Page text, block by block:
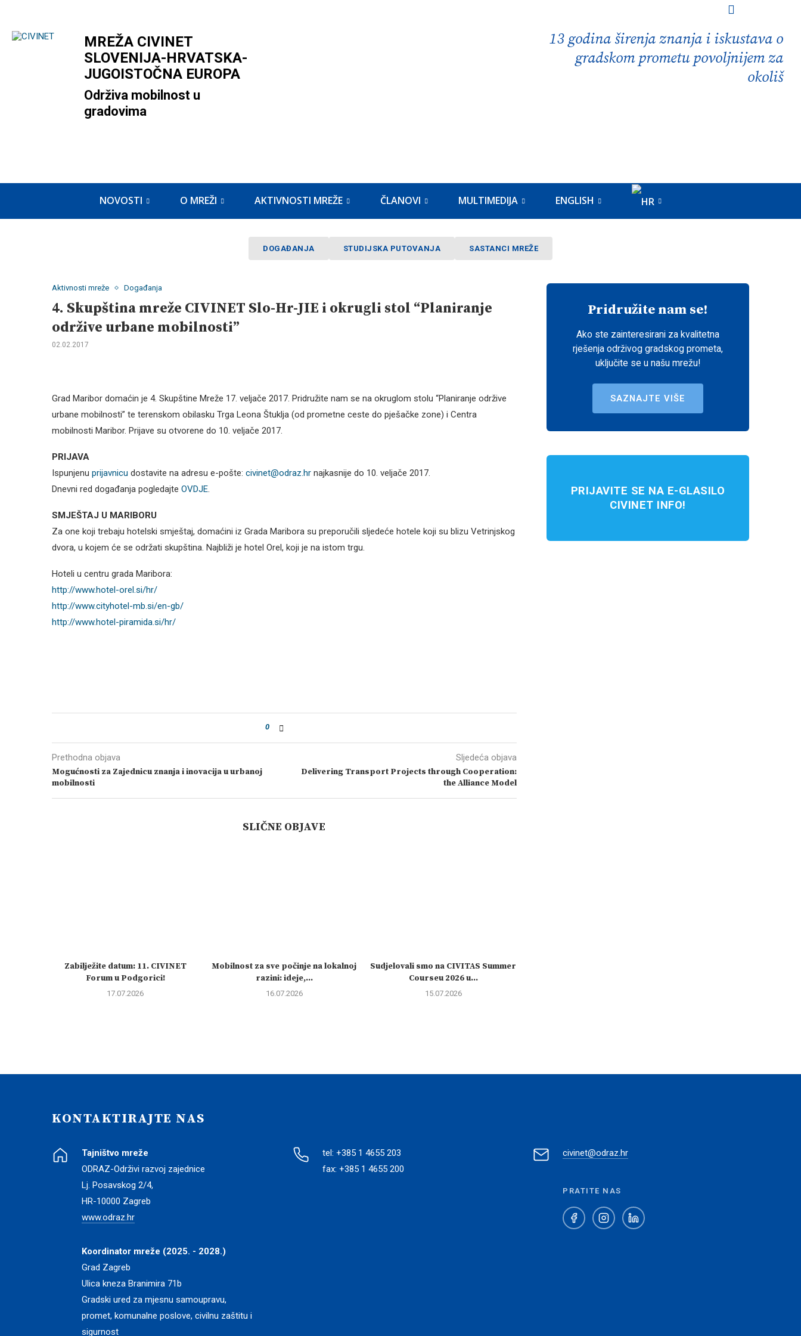
MREŽA CIVINET
SLOVENIJA-HRVATSKA-
JUGOISTOČNA EUROPA
Održiva mobilnost u
gradovima
13 godina širenja znanja i iskustava o
gradskom prometu povoljnijem za
okoliš
NOVOSTI O MREŽI AKTIVNOSTI MREŽE ČLANOVI MULTIMEDIJA ENGLISH
DOGAĐANJA STUDIJSKA PUTOVANJA SASTANCI MREŽE
Aktivnosti mreže Događanja
4. Skupština mreže CIVINET Slo-Hr-JIE i okrugli stol “Planiranje
održive urbane mobilnosti”
02.02.2017
Grad Maribor domaćin je 4. Skupštine Mreže 17. veljače 2017. Pridružite nam se na okruglom stolu “Planiranje održive
urbane mobilnosti” te terenskom obilasku Trga Leona Štuklja (od prometne ceste do pješačke zone) i Centra
mobilnosti Maribor. Prijave su otvorene do 10. veljače 2017.
PRIJAVA
Ispunjenu prijavnicu dostavite na adresu e-pošte: civinet@odraz.hr najkasnije do 10. veljače 2017.
Dnevni red događanja pogledajte OVDJE.
SMJEŠTAJ U MARIBORU
Za one koji trebaju hotelski smještaj, domaćini iz Grada Maribora su preporučili sljedeće hotele koji su blizu Vetrinjskog
dvora, u kojem će se održati skupština. Najbliži je hotel Orel, koji je na istom trgu.
Hoteli u centru grada Maribora:
http://www.hotel-orel.si/hr/
http://www.cityhotel-mb.si/en-gb/
http://www.hotel-piramida.si/hr/
0
Prethodna objava
Mogućnosti za Zajednicu znanja i inovacija u urbanoj
mobilnosti
Sljedeća objava
Delivering Transport Projects through Cooperation:
the Alliance Model
SLIČNE OBJAVE
Zabilježite datum: 11. CIVINET
Forum u Podgorici!
17.07.2026
Mobilnost za sve počinje na lokalnoj
razini: ideje,...
16.07.2026
Sudjelovali smo na CIVITAS Summer
Courseu 2026 u...
15.07.2026
Pridružite nam se!
Ako ste zainteresirani za kvalitetna
rješenja održivog gradskog prometa,
uključite se u našu mrežu!
SAZNAJTE VIŠE
PRIJAVITE SE NA E-GLASILO
CIVINET INFO!
KONTAKTIRAJTE NAS
Tajništvo mreže
ODRAZ-Održivi razvoj zajednice
Lj. Posavskog 2/4,
HR-10000 Zagreb
www.odraz.hr
Koordinator mreže (2025. - 2028.)
Grad Zagreb
Ulica kneza Branimira 71b
Gradski ured za mjesnu samoupravu,
promet, komunalne poslove, civilnu zaštitu i
sigurnost
tel: +385 1 4655 203
fax: +385 1 4655 200
civinet@odraz.hr
PRATITE NAS